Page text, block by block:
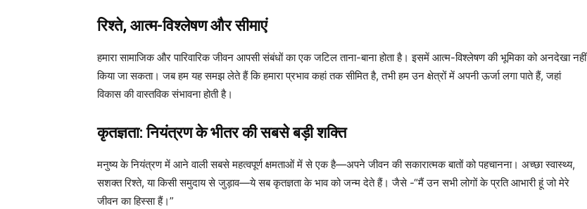
रिश्ते, आत्म-विश्लेषण और सीमाएं
हमारा सामाजिक और पारिवारिक जीवन आपसी संबंधों का एक जटिल ताना-बाना होता है। इसमें आत्म-विश्लेषण की भूमिका को अनदेखा नहीं
किया जा सकता। जब हम यह समझ लेते हैं कि हमारा प्रभाव कहां तक सीमित है, तभी हम उन क्षेत्रों में अपनी ऊर्जा लगा पाते हैं, जहां
विकास की वास्तविक संभावना होती है।
कृतज्ञता: नियंत्रण के भीतर की सबसे बड़ी शक्ति
मनुष्य के नियंत्रण में आने वाली सबसे महत्वपूर्ण क्षमताओं में से एक है—अपने जीवन की सकारात्मक बातों को पहचानना। अच्छा स्वास्थ्य,
सशक्त रिश्ते, या किसी समुदाय से जुड़ाव—ये सब कृतज्ञता के भाव को जन्म देते हैं। जैसे -“मैं उन सभी लोगों के प्रति आभारी हूं जो मेरे
जीवन का हिस्सा हैं।”